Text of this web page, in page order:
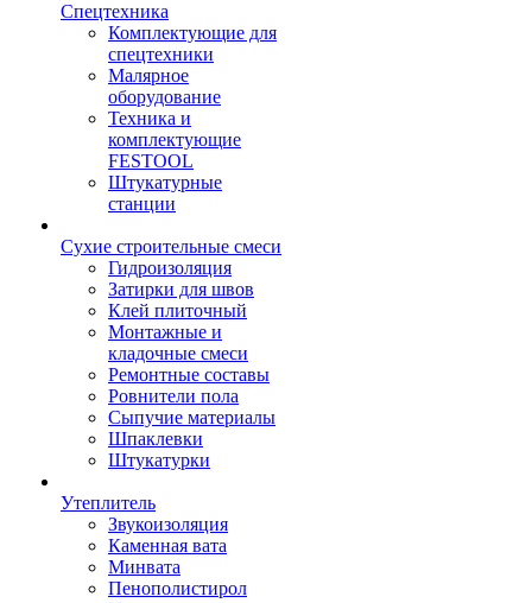
Спецтехника
Комплектующие для
спецтехники
Малярное
оборудование
Техника и
комплектующие
FESTOOL
Штукатурные
станции
Сухие строительные смеси
Гидроизоляция
Затирки для швов
Клей плиточный
Монтажные и
кладочные смеси
Ремонтные составы
Ровнители пола
Сыпучие материалы
Шпаклевки
Штукатурки
Утеплитель
Звукоизоляция
Каменная вата
Минвата
Пенополистирол